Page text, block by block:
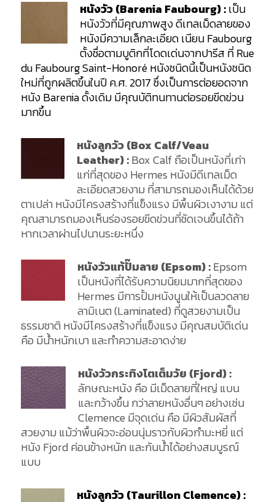
หนังวัว (Barenia Faubourg) :เป็น
หนังวัวที่มีคุณภาพสูง ดีเทลเม็ดลายของ
หนังมีความเล็กละเอียด เนียน Faubourg
ตั้งชื่อตามบูติกที่โดดเด่นจากปารีส ที่ Rue
du Faubourg Saint-Honoré หนังชนิดนี้เป็นหนังชนิด
ใหม่ที่ถูกผลิตขึ้นในปี ค.ศ. 2017 ซึ่งเป็นการต่อยอดจาก
หนัง Barenia ดั้งเดิม มีคุณบัติทนทานต่อรอยขีดข่วน
มากขึ้น
หนังลูกวัว (Box Calf/Veau
Leather) :Box Calf ถือเป็นหนังที่เก่า
แก่ที่สุดของ Hermes หนังมีดีเทลเม็ด
ละเอียดสวยงาม ที่สามารถมองเห็นได้ด้วย
ตาเปล่า หนังมีโครงสร้างที่แข็งแรง มีพื้นผิวเงางาม แต่
คุณสามารถมองเห็นร่องรอยขีดข่วนที่ชัดเจนขึ้นได้ถ้า
หากเวลาผ่านไปนานระยะหนึ่ง
หนังวัวแท้ปั๊มลาย (Epsom) :Epsom
เป็นหนังที่ได้รับความนิยมมากที่สุดของ
Hermes มีการปั้มหนังนูนให้เป็นลวดลาย
ลามิเนต (Laminated) ที่ดูสวยงามเป็น
ธรรมชาติ หนังมีโครงสร้างที่แข็งแรง มีคุณสมบัติเด่น
คือ มีน้ำหนักเบา และทำความสะอาดง่าย
หนังวัวกระทิงโตเต็มวัย (Fjord) :
ลักษณะหนัง คือ มีเม็ดลายที่ใหญ่ แบน
และกว้างขึ้น กว่าลายหนังอื่นๆ อย่างเช่น
Clemence มีจุดเด่น คือ มีผิวสัมผัสที่
สวยงาม แม้ว่าพื้นผิวจะอ่อนนุ่มราวกับผิวกำมะหยี่ แต่
หนัง Fjord ค่อนข้างหนัก และกันน้ำได้อย่างสมบูรณ์
แบบ
หนังลูกวัว (Taurillon Clemence) :